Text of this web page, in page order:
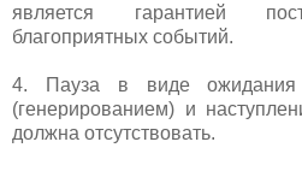
является гарантией
благоприятных событий.
4. Пауза в виде ожидания
(генерированием) и
должна отсутствовать.